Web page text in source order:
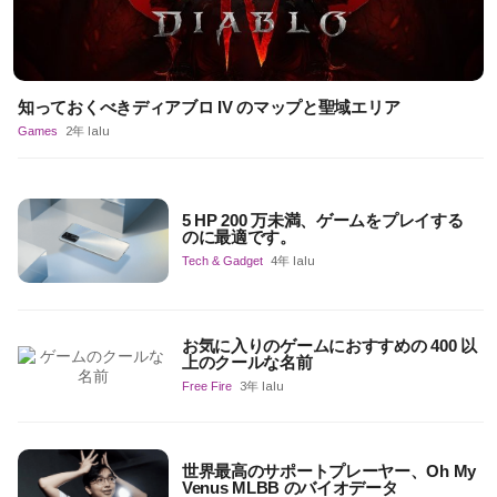
知っておくべきディアブロ IV のマップと聖域エリア
Games 2年 lalu
5 HP 200 万未満、ゲームをプレイする
のに最適です。
Tech & Gadget 4年 lalu
お気に入りのゲームにおすすめの 400 以
上のクールな名前
Free Fire 3年 lalu
世界最高のサポートプレーヤー、Oh My
Venus MLBB のバイオデータ